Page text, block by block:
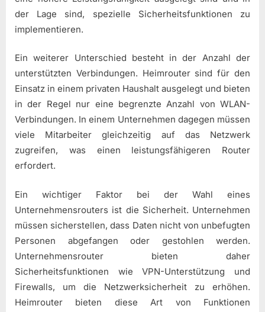
der Lage sind, spezielle Sicherheitsfunktionen zu
implementieren.
Ein weiterer Unterschied besteht in der Anzahl der
unterstützten Verbindungen. Heimrouter sind für den
Einsatz in einem privaten Haushalt ausgelegt und bieten
in der Regel nur eine begrenzte Anzahl von WLAN-
Verbindungen. In einem Unternehmen dagegen müssen
viele Mitarbeiter gleichzeitig auf das Netzwerk
zugreifen, was einen leistungsfähigeren Router
erfordert.
Ein wichtiger Faktor bei der Wahl eines
Unternehmensrouters ist die Sicherheit. Unternehmen
müssen sicherstellen, dass Daten nicht von unbefugten
Personen abgefangen oder gestohlen werden.
Unternehmensrouter bieten daher
Sicherheitsfunktionen wie VPN-Unterstützung und
Firewalls, um die Netzwerksicherheit zu erhöhen.
Heimrouter bieten diese Art von Funktionen